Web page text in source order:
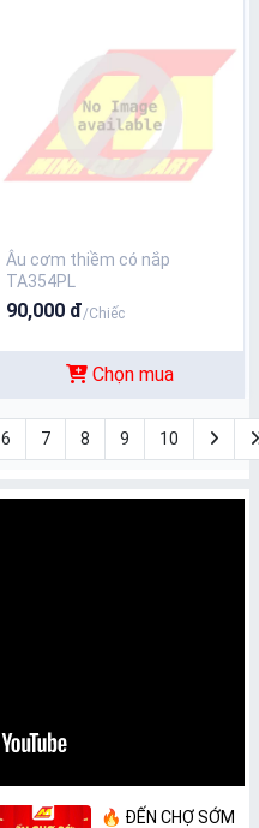
Âu cơm thiềm có nắp
TA354PL
90,000 đ/Chiếc
Chọn mua
6 7 8 9 10
🔥 ĐẾN CHỢ SỚM